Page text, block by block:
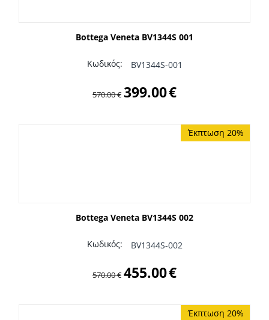
Bottega Veneta BV1344S 001
Κωδικός: BV1344S-001
570.00€ 399.00€
Έκπτωση 20%
Bottega Veneta BV1344S 002
Κωδικός: BV1344S-002
570.00€ 455.00€
Έκπτωση 20%